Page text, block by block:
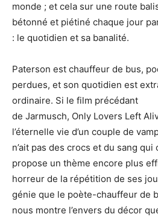
monde ; et cela sur une route
bétonné et piétiné chaque jour
: le quotidien et sa banalité.
Paterson est chauffeur de bus,
perdues, et son quotidien est
ordinaire. Si le film précédant
de Jarmusch, Only Lovers Left
l’éternelle vie d’un couple de
n’ait pas des crocs et du sang
propose un thème encore plus
horreur de la répétition de ses
génie que le poète-chauffeur de
nous montre l’envers du décor